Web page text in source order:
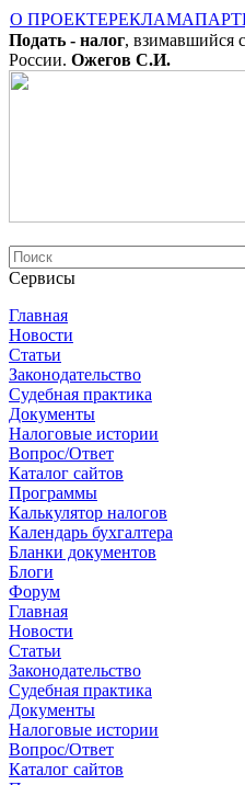
О ПРОЕКТЕРЕКЛАМА
Подать - налог, взимавшийся
России. Ожегов С.И.
Сервисы
Главная
Новости
Cтатьи
Законодательство
Судебная практика
Документы
Налоговые истории
Вопрос/Ответ
Каталог сайтов
Программы
Калькулятор налогов
Календарь бухгалтера
Бланки документов
Блоги
Форум
Главная
Новости
Cтатьи
Законодательство
Судебная практика
Документы
Налоговые истории
Вопрос/Ответ
Каталог сайтов